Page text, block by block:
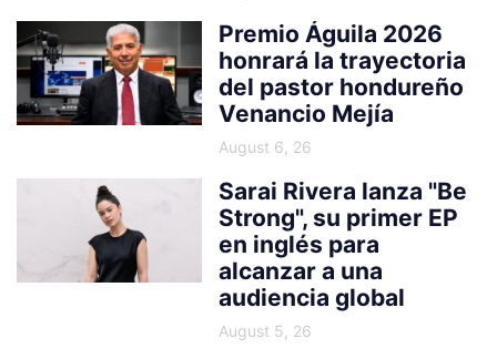
Premio Águila 2026
honrará la trayectoria
del pastor hondureño
Venancio Mejía
August 6, 26
Sarai Rivera lanza "Be
Strong", su primer EP
en inglés para
alcanzar a una
audiencia global
August 5, 26